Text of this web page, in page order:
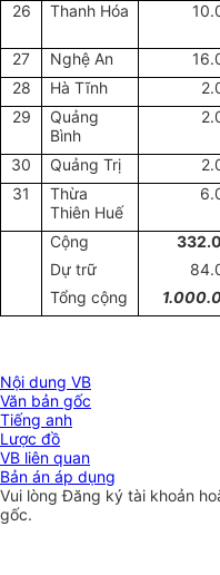
26
Thanh Hóa
27 Nghệ An
28
Hà Tĩnh
29
Quảng
Bình
30 Quảng Trị
31
Thừa
Thiên Huế
Cộng
Dự trữ
Tổng cộng
Nội dung VB
Văn bản gốc
Tiếng anh
Lược đồ
VB liên quan
Bản án áp dụng
Vui lòngĐăng ký tài khoản
gốc.